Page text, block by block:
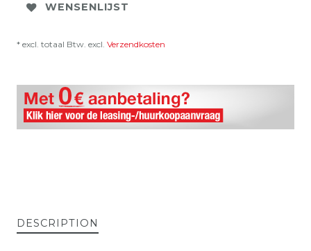
WENSENLIJST
* excl. totaal Btw. excl. Verzendkosten
DESCRIPTION